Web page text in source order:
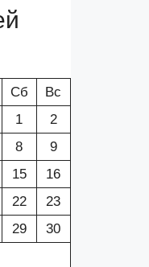
Сб
Вс
1
2
8
9
15
16
22
23
29
30